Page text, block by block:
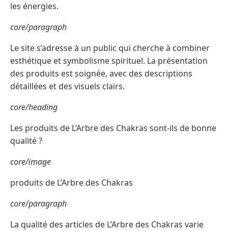
les énergies.
core/paragraph
Le site s’adresse à un public qui cherche à combiner
esthétique et symbolisme spirituel. La présentation
des produits est soignée, avec des descriptions
détaillées et des visuels clairs.
core/heading
Les produits de L’Arbre des Chakras sont-ils de bonne
qualité ?
core/image
produits de L’Arbre des Chakras
core/paragraph
La qualité des articles de L’Arbre des Chakras varie